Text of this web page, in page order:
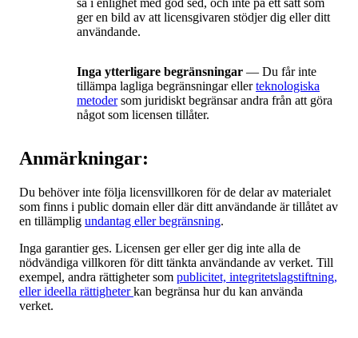
så i enlighet med god sed, och inte på ett sätt som
ger en bild av att licensgivaren stödjer dig eller ditt
användande.
Inga ytterligare begränsningar — Du får inte
tillämpa lagliga begränsningar ellerteknologiska
metodersom juridiskt begränsar andra från att göra
något som licensen tillåter.
Anmärkningar:
Du behöver inte följa licensvillkoren för de delar av materialet
som finns i public domain eller där ditt användande är tillåtet av
en tillämplig undantag eller begränsning.
Inga garantier ges. Licensen ger eller ger dig inte alla de
nödvändiga villkoren för ditt tänkta användande av verket. Till
exempel, andra rättigheter som publicitet, integritetslagstiftning,
eller ideella rättigheterkan begränsa hur du kan använda
verket.